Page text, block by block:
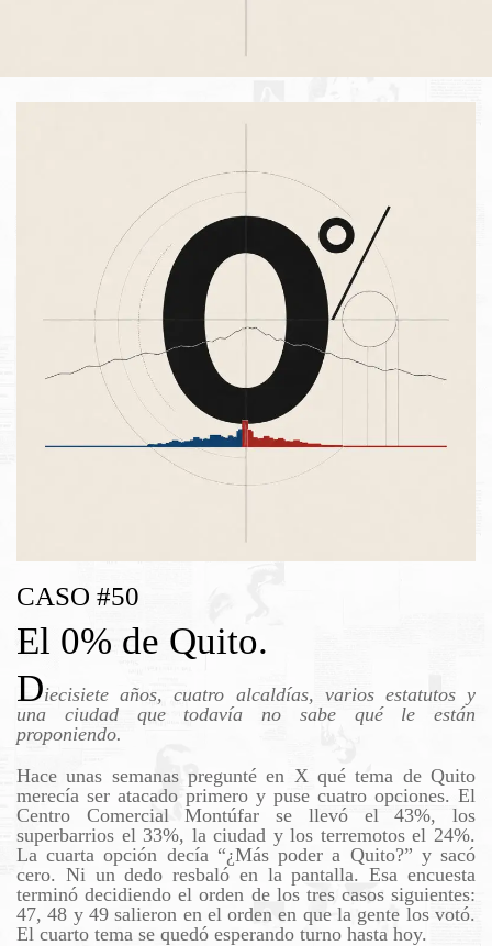
CASO #50
El 0% de Quito.
Diecisiete años, cuatro alcaldías, varios estatutos y
una ciudad que todavía no sabe qué le están
proponiendo.
Hace unas semanas pregunté en X qué tema de Quito
merecía ser atacado primero y puse cuatro opciones. El
Centro Comercial Montúfar se llevó el 43%, los
superbarrios el 33%, la ciudad y los terremotos el 24%.
La cuarta opción decía “¿Más poder a Quito?” y sacó
cero. Ni un dedo resbaló en la pantalla. Esa encuesta
terminó decidiendo el orden de los tres casos siguientes:
47, 48 y 49 salieron en el orden en que la gente los votó.
El cuarto tema se quedó esperando turno hasta hoy.